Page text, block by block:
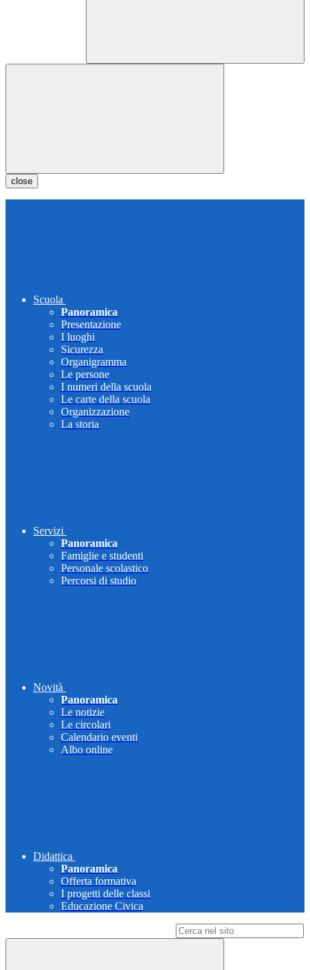
close
Scuola
Panoramica
Presentazione
I luoghi
Sicurezza
Organigramma
Le persone
I numeri della scuola
Le carte della scuola
Organizzazione
La storia
Servizi
Panoramica
Famiglie e studenti
Personale scolastico
Percorsi di studio
Novità
Panoramica
Le notizie
Le circolari
Calendario eventi
Albo online
Didattica
Panoramica
Offerta formativa
I progetti delle classi
Educazione Civica